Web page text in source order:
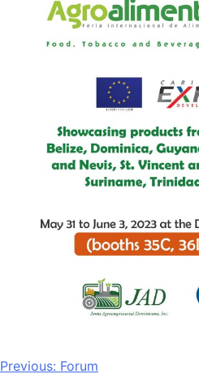
Previous: Forum